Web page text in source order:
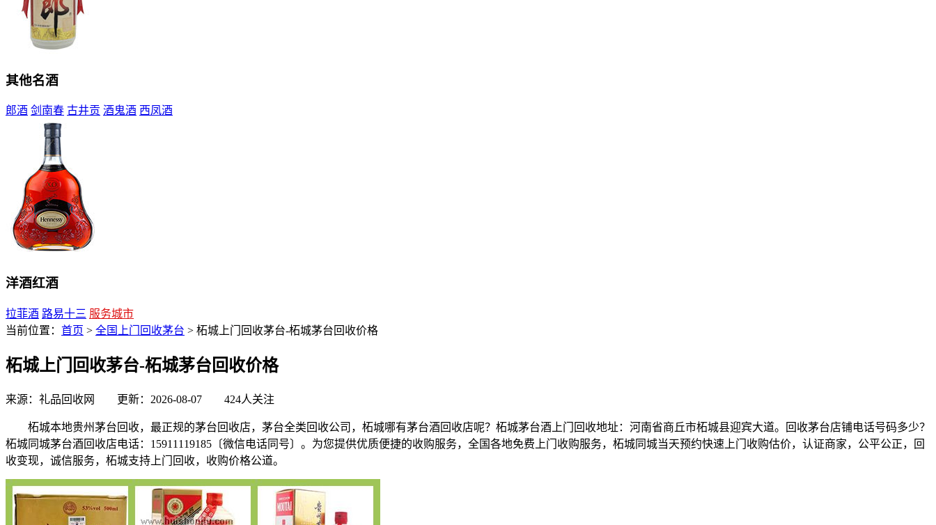
其他名酒
郎酒 剑南春 古井贡 酒鬼酒 西凤酒
洋酒红酒
拉菲酒 路易十三 服务城市
当前位置： 首页 > 全国上门回收茅台 > 柘城上门回收茅台-柘城茅台回收价格
柘城上门回收茅台-柘城茅台回收价格
来源：礼品回收网 更新：2026-08-07 424人关注
柘城本地贵州茅台回收，最正规的茅台回收店，茅台全类回收公司，柘城哪有茅台酒回收店呢？柘城茅台酒上门回收地址：河南省商丘市柘城县迎宾大道。回收茅台店铺电话号码多少？
柘城同城茅台酒回收店电话：15911119185〔微信电话同号〕。为您提供优质便捷的收购服务，全国各地免费上门收购服务，柘城同城当天预约快速上门收购估价，认证商家，公平公正，回
收变现，诚信服务，柘城支持上门回收，收购价格公道。